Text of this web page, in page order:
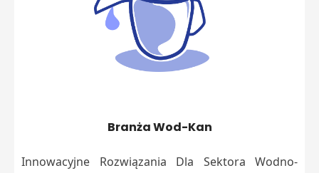
Branża Wod-Kan
Innowacyjne Rozwiązania Dla Sektora Wodno-